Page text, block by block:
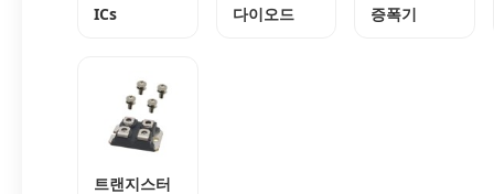
ICs 다이오드 증폭기
트랜지스터